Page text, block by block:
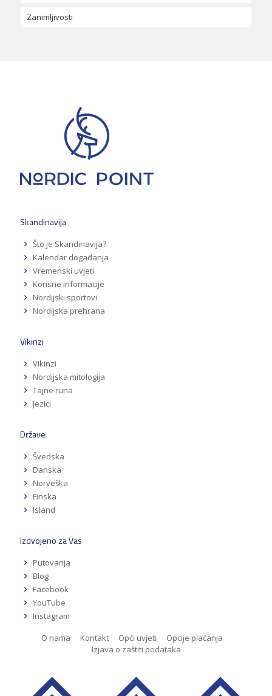
Zanimljivosti
Skandinavija
Što je Skandinavija?
Kalendar događanja
Vremenski uvjeti
Korisne informacije
Nordijski sportovi
Nordijska prehrana
Vikinzi
Vikinzi
Nordijska mitologija
Tajne runa
Jezici
Države
Švedska
Danska
Norveška
Finska
Island
Izdvojeno za Vas
Putovanja
Blog
Facebook
YouTube
Instagram
O nama
Kontakt Opći uvjeti
Opcije plaćanja
Izjava o zaštiti podataka